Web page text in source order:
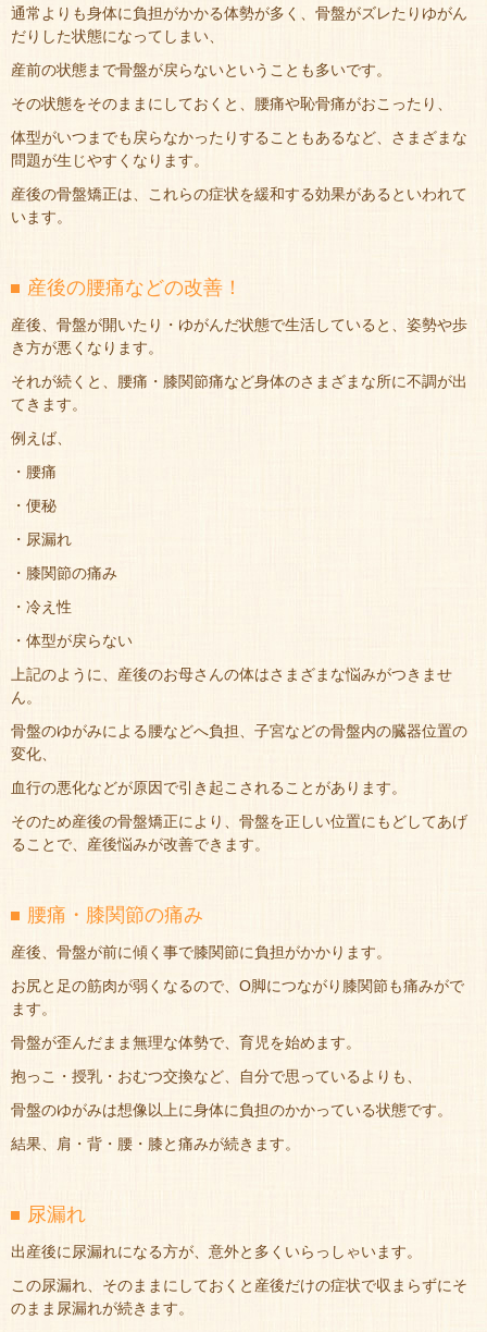
通常よりも身体に負担がかかる体勢が多く、骨盤がズレたりゆがん
だりした状態になってしまい、
産前の状態まで骨盤が戻らないということも多いです。
その状態をそのままにしておくと、腰痛や恥骨痛がおこったり、
体型がいつまでも戻らなかったりすることもあるなど、さまざまな
問題が生じやすくなります。
産後の骨盤矯正は、これらの症状を緩和する効果があるといわれて
います。
産後の腰痛などの改善！
産後、骨盤が開いたり・ゆがんだ状態で生活していると、姿勢や歩
き方が悪くなります。
それが続くと、腰痛・膝関節痛など身体のさまざまな所に不調が出
てきます。
例えば、
・腰痛
・便秘
・尿漏れ
・膝関節の痛み
・冷え性
・体型が戻らない
上記のように、産後のお母さんの体はさまざまな悩みがつきませ
ん。
骨盤のゆがみによる腰などへ負担、子宮などの骨盤内の臓器位置の
変化、
血行の悪化などが原因で引き起こされることがあります。
そのため産後の骨盤矯正により、骨盤を正しい位置にもどしてあげ
ることで、産後悩みが改善できます。
腰痛・膝関節の痛み
産後、骨盤が前に傾く事で膝関節に負担がかかります。
お尻と足の筋肉が弱くなるので、O脚につながり膝関節も痛みがで
ます。
骨盤が歪んだまま無理な体勢で、育児を始めます。
抱っこ・授乳・おむつ交換など、自分で思っているよりも、
骨盤のゆがみは想像以上に身体に負担のかかっている状態です。
結果、肩・背・腰・膝と痛みが続きます。
尿漏れ
出産後に尿漏れになる方が、意外と多くいらっしゃいます。
この尿漏れ、そのままにしておくと産後だけの症状で収まらずにそ
のまま尿漏れが続きます。